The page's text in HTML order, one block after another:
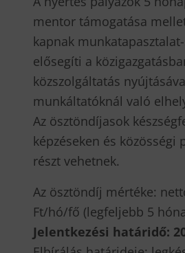
mentor támogatása
kapnak
elősegíti a
közszolgáltatás
munkáltatóknál való
Az ösztöndíjasok
képzéseken és közösségi
részt vehetnek.
Az ösztöndíj mértéke:
Ft/hó/fő (legfeljebb 5
Jelentkezési határidő: